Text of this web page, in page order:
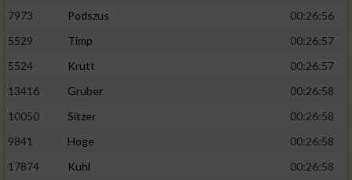
7973
Podszus
00:26:56
5529
Timp
00:26:57
5524
Krutt
00:26:57
13416
Gruber
00:26:58
10050
Sitzer
00:26:58
9841
Hoge
00:26:58
17874
Kuhl
00:26:58